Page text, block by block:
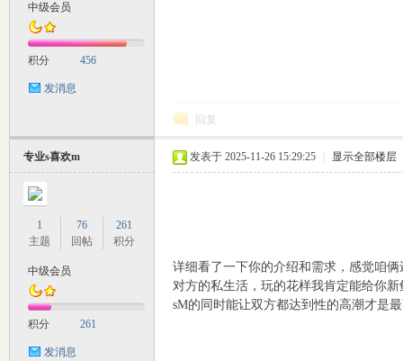
中级会员
积分 456
发消息
回复
专业s喜欢m
1
主题
76
回帖
261
积分
中级会员
积分 261
发消息
发表于 2025-11-26 15:29:25 显示全部楼层
详细看了一下你的介绍和需求，感觉咱
对方的私生活，玩的花样我肯定能给你
sM的同时能让双方都达到性的高潮才是